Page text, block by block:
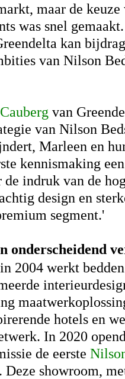
maar de
was snel
kan
van Nilson
van
van Nilson
Marleen en
kennismaking
de indruk van de
design en
segment.'
onderscheidend
2004 werkt
hotels en
In 2020
de eerste
showroom,